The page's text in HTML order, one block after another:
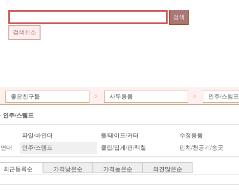
좋은친구들 > 사무용품 > 인주/스템프
인주/스템프
파일/바인더 풀/테이프/커터 수정용품
대 인주/스템프 클립/집게/핀/책철 펀치/천공기/송곳
최근등록순 가격낮은순 가격높은순 의견많은순